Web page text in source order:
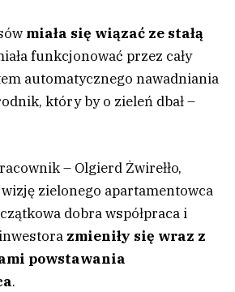
miała się wiązać ze stałą
funkcjonować przez cały
automatycznego nawadniania
który by o zieleń dbał –
– Olgierd Żwirełło,
zielonego apartamentowca
dobra współpraca i
zmieniły się wraz z
powstawania
.